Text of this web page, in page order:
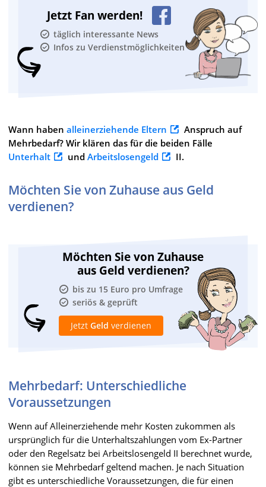
Jetzt Fan werden!
täglich interessante News
Infos zu Verdienstmöglichkeiten
Wann haben alleinerziehende Eltern
Anspruch auf
Mehrbedarf? Wir klären das für die beiden Fälle
Unterhalt
und Arbeitslosengeld II.
Möchten Sie von Zuhause aus Geld
verdienen?
Möchten Sie von Zuhause
aus Geld verdienen?
bis zu 15 Euro pro Umfrage
seriös & geprüft
Jetzt Geld verdienen
Mehrbedarf: Unterschiedliche
Voraussetzungen
Wenn auf Alleinerziehende mehr Kosten zukommen als
ursprünglich für die Unterhaltszahlungen vom Ex-Partner
oder den Regelsatz bei Arbeitslosengeld II berechnet wurde,
können sie Mehrbedarf geltend machen. Je nach Situation
gibt es unterschiedliche Voraussetzungen, die für einen